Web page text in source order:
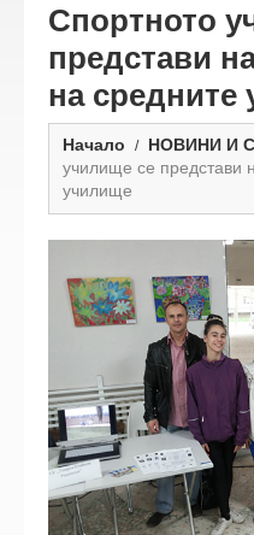
Спортното
представи
на средните
Начало НОВИНИ И
училище се представи
училище